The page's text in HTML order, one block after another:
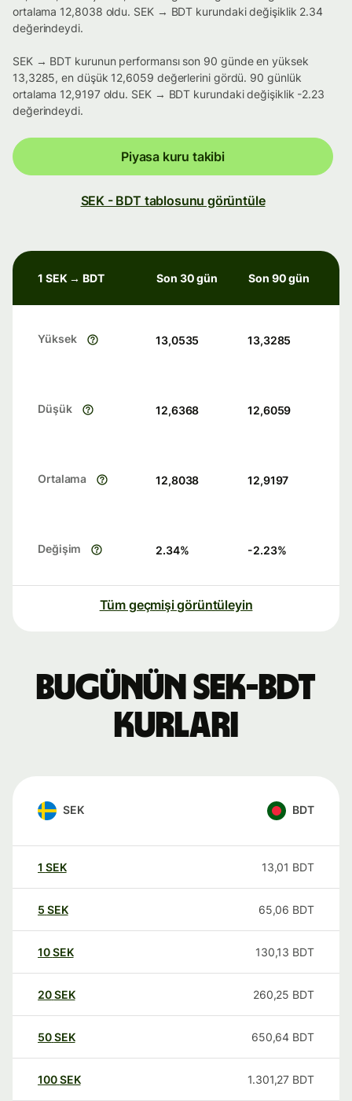
ortalama 12,8038 oldu. SEK → BDT kurundaki değişiklik 2.34
değerindeydi.
SEK → BDT kurunun performansı son 90 günde en yüksek
13,3285, en düşük 12,6059 değerlerini gördü. 90 günlük
ortalama 12,9197 oldu. SEK → BDT kurundaki değişiklik -2.23
değerindeydi.
Piyasa kuru takibi
SEK - BDT tablosunu görüntüle
1 SEK → BDT Son 30 gün Son 90 gün
Yüksek 13,0535 13,3285
Düşük 12,6368 12,6059
Ortalama 12,8038 12,9197
Değişim 2.34% -2.23%
Tüm geçmişi görüntüleyin
Bugünün SEK-BDT
kurları
SEK BDT
1 SEK 13,01 BDT
5 SEK 65,06 BDT
10SEK 130,13 BDT
20SEK 260,25 BDT
50SEK 650,64 BDT
100SEK 1.301,27 BDT